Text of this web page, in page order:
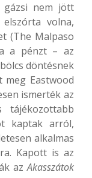
gázsi nem jött
volna,
(The Malpaso
a pénzt – az
döntésnek
Eastwood
ismerték az
tájékozottabb
kaptak arról,
alkalmas
Kapott is az
azAkasszátok